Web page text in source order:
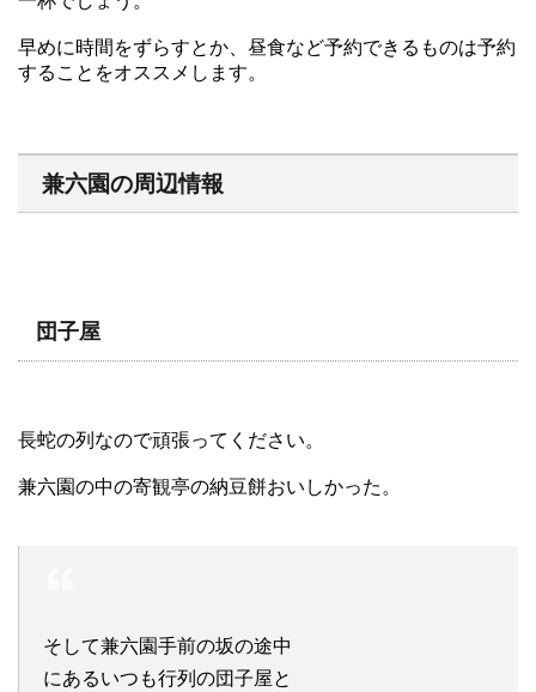
早めに時間をずらすとか、昼食など予約できるものは予約
することをオススメします。
兼六園の周辺情報
団子屋
長蛇の列なので頑張ってください。
兼六園の中の寄観亭の納豆餅おいしかった。
そして兼六園手前の坂の途中
にあるいつも行列の団子屋と